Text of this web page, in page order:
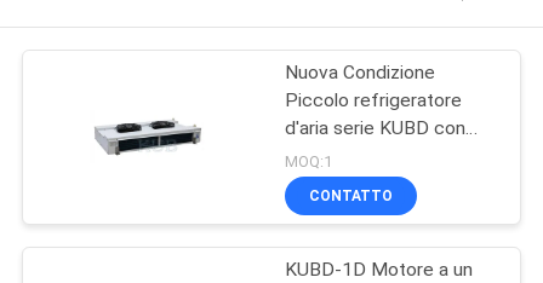
PRODOTTI
MOSTRA
CIRCA
Nuova Condizione
Piccolo refrigeratore
d'aria serie KUBD con
uscita d'aria a doppio
lato, parti di scambio
termico per
evaporativa per celle
MOQ:1
CONTATTO
KUBD-1D Motore a un